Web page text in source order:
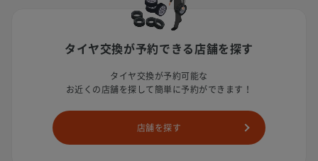
タイヤ交換が予約できる店舗を探す
タイヤ交換が予約可能な
お近くの店舗を探して簡単に予約ができます！
店舗を探す